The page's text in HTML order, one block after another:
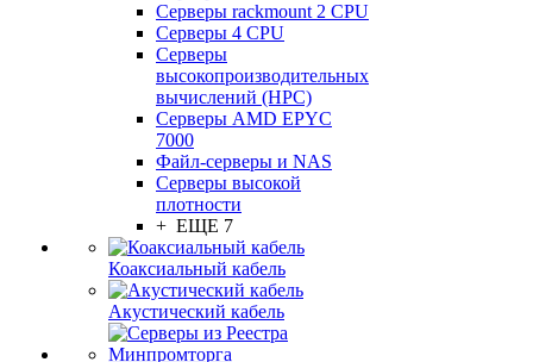
Серверы rackmount 2 CPU
Серверы 4 CPU
Серверы
высокопроизводительных
вычислений (HPC)
Серверы AMD EPYC
7000
Файл-серверы и NAS
Серверы высокой
плотности
+ ЕЩЕ 7
Коаксиальный кабель
Акустический кабель